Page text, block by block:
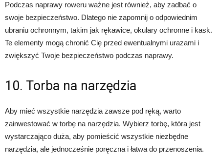
Podczas naprawy roweru ważne jest również, aby zadbać o
swoje bezpieczeństwo. Dlatego nie zapomnij o odpowiednim
ubraniu ochronnym, takim jak rękawice, okulary ochronne i kask.
Te elementy mogą chronić Cię przed ewentualnymi urazami i
zwiększyć Twoje bezpieczeństwo podczas naprawy.
10. Torba na narzędzia
Aby mieć wszystkie narzędzia zawsze pod ręką, warto
zainwestować w torbę na narzędzia. Wybierz torbę, która jest
wystarczająco duża, aby pomieścić wszystkie niezbędne
narzędzia, ale jednocześnie poręczna i łatwa do przenoszenia.